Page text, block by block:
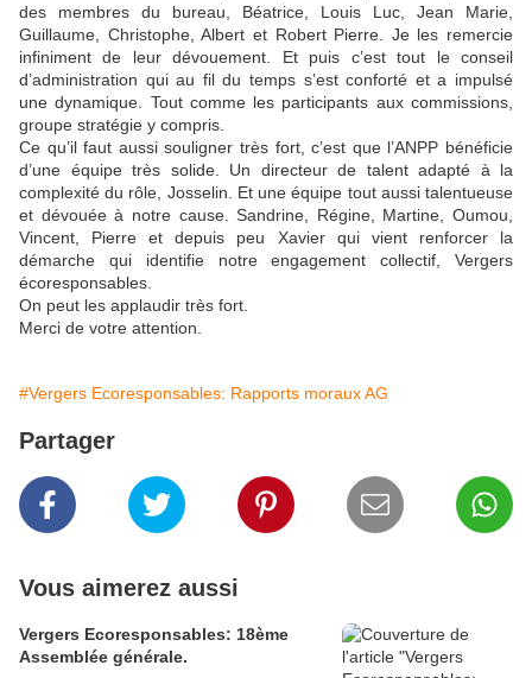
des membres du bureau, Béatrice, Louis Luc, Jean Marie,
Guillaume, Christophe, Albert et Robert Pierre. Je les remercie
infiniment de leur dévouement. Et puis c’est tout le conseil
d’administration qui au fil du temps s’est conforté et a impulsé
une dynamique. Tout comme les participants aux commissions,
groupe stratégie y compris.
Ce qu’il faut aussi souligner très fort, c’est que l’ANPP bénéficie
d’une équipe très solide. Un directeur de talent adapté à la
complexité du rôle, Josselin. Et une équipe tout aussi talentueuse
et dévouée à notre cause. Sandrine, Régine, Martine, Oumou,
Vincent, Pierre et depuis peu Xavier qui vient renforcer la
démarche qui identifie notre engagement collectif, Vergers
écoresponsables.
On peut les applaudir très fort.
Merci de votre attention.
#Vergers Ecoresponsables: Rapports moraux AG
Partager
Vous aimerez aussi
Vergers Ecoresponsables: 18ème
Assemblée générale.